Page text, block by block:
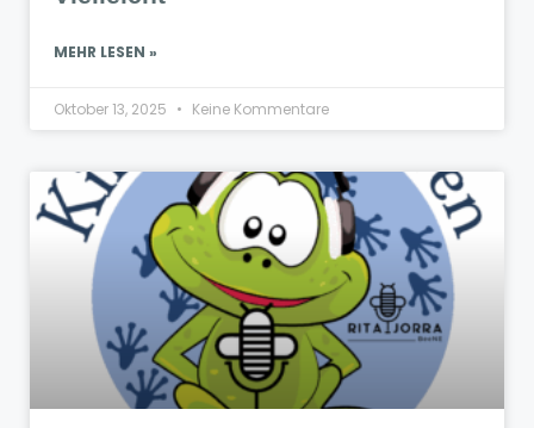
MEHR LESEN »
Oktober 13, 2025 Keine Kommentare